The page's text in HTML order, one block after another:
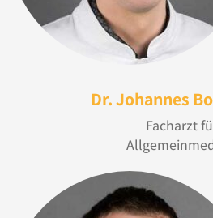
Dr. Johannes
Facharzt